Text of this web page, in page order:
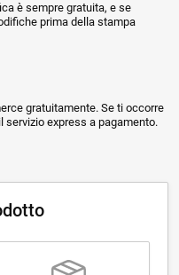
è sempre gratuita, e se
prima della stampa
gratuitamente. Se ti occorre
servizio express a pagamento.